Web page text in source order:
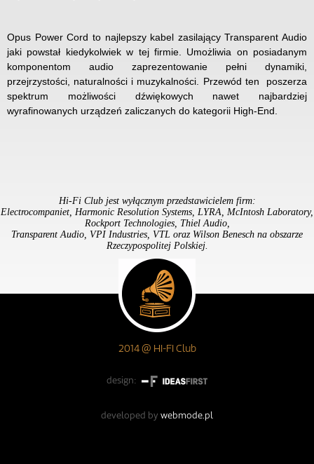
Opus Power Cord to najlepszy kabel zasilający Transparent Audio
jaki powstał kiedykolwiek w tej firmie. Umożliwia on posiadanym
komponentom audio zaprezentowanie pełni dynamiki,
przejrzystości, naturalności i muzykalności. Przewód ten poszerza
spektrum możliwości dźwiękowych nawet najbardziej
wyrafinowanych urządzeń zaliczanych do kategorii High-End.
Hi-Fi Club jest wyłącznym przedstawicielem firm:
Electrocompaniet, Harmonic Resolution Systems, LYRA, McIntosh Laboratory,
Rockport Technologies, Thiel Audio,
Transparent Audio, VPI Industries, VTL oraz Wilson Benesch na obszarze
Rzeczypospolitej Polskiej.
2014 @ HI-FI Club
design:
developed by webmode.pl